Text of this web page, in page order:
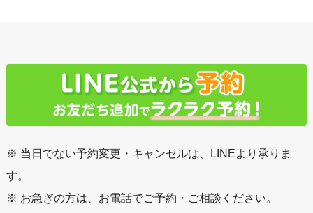
※ 当日でない予約変更・キャンセルは、LINEより承りま
す。
※ お急ぎの方は、お電話でご予約・ご相談ください。